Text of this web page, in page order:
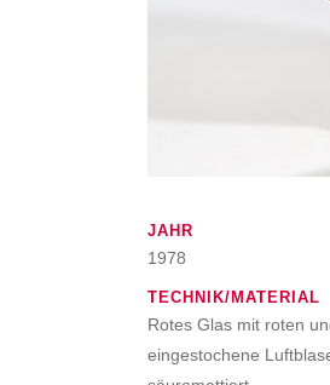
JAHR
1978
TECHNIK/MATERIAL
Rotes Glas mit roten
eingestochene